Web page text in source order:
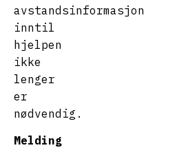
avstandsinformasjon
inntil
hjelpen
ikke
lenger
er
nødvendig.
Melding